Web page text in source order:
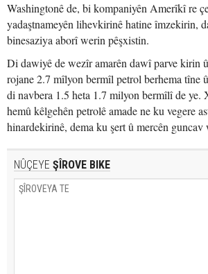
Washingtonê de, bi kompaniyên Amerîkî re
yadaştnameyên lihevkirinê hatine îmzekirin,
binesaziya aborî werin pêşxistin.
Di dawiyê de wezîr amarên dawî parve kirin
rojane 2.7 mîlyon bermîl petrol berhema tîne
di navbera 1.5 heta 1.7 milyon bermîlî de ye.
hemû kêlgehên petrolê amade ne ku vegere
hinardekirinê, dema ku şert û mercên
NÛÇEYE ŞÎROVE BIKE